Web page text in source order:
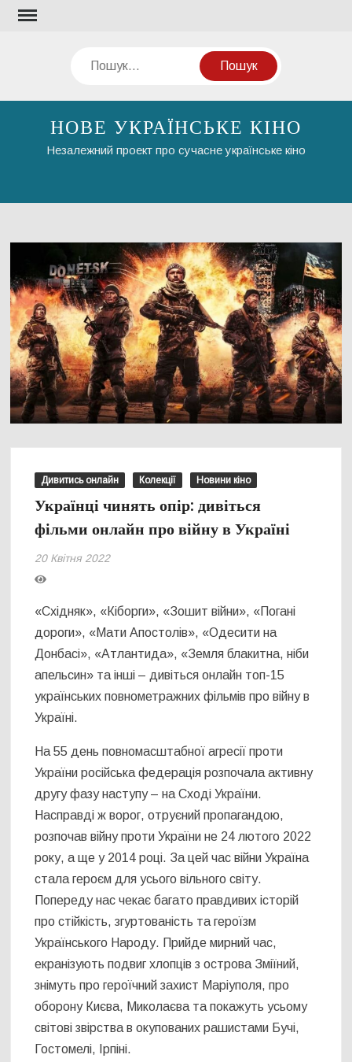
Перейти
Пошук
НОВЕ УКРАЇНСЬКЕ КІНО
Незалежний проект про сучасне українське кіно
Дивитись онлайн Колекції Новини кіно
Українці чинять опір: дивіться
фільми онлайн про війну в Україні
20 Квітня 2022
«Східняк», «Кіборги», «Зошит війни», «Погані
дороги», «Мати Апостолів», «Одесити на
Донбасі», «Атлантида», «Земля блакитна, ніби
апельсин» та інші – дивіться онлайн топ-15
українських повнометражних фільмів про війну в
Україні.
На 55 день повномасштабної агресії проти
України російська федерація розпочала активну
другу фазу наступу – на Сході України.
Насправді ж ворог, отруєний пропагандою,
розпочав війну проти України не 24 лютого 2022
року, а ще у 2014 році. За цей час війни Україна
стала героєм для усього вільного світу.
Попереду нас чекає багато правдивих історій
про стійкість, згуртованість та героїзм
Українського Народу. Прийде мирний час,
екранізують подвиг хлопців з острова Зміїний,
знімуть про героїчний захист Маріуполя, про
оборону Києва, Миколаєва та покажуть усьому
світові звірства в окупованих рашистами Бучі,
Гостомелі, Ірпіні.